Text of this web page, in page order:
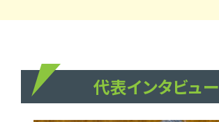
代表インタビュー